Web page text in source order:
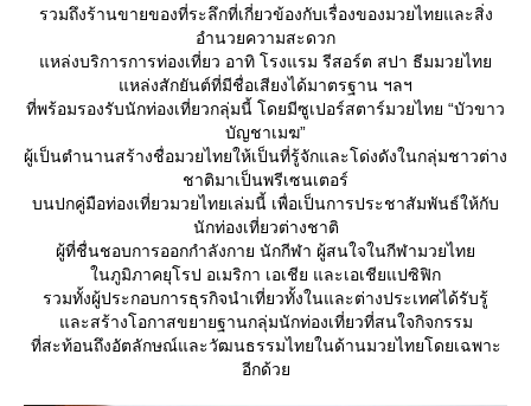
รวมถึงร้านขายของที่ระลึกที่เกี่ยวข้องกับเรื่องของมวยไทยและสิ่ง
อำนวยความสะดวก
หล่งบริการการท่องเที่ยว อาทิ โรงแรม รีสอร์ต สปา ธีมมวยไท
หล่งสักยันต์ที่มีชื่อเสียงได้มาตรฐาน ฯลฯ
ที่พร้อมรองรับนักท่องเที่ยวกลุ่มนี้ โดยมีซูเปอร์สตาร์มวยไทย “บัวขาว
บัญชาเมฆ”
ผู้เป็นตำนานสร้างชื่อมวยไทยให้เป็นที่รู้จักและโด่งดังในกลุ่มชาวต่าง
ชาติมาเป็นพรีเซนเตอร์
บนปกคู่มือท่องเที่ยวมวยไทยเล่มนี้ เพื่อเป็นการประชาสัมพันธ์ให้กับ
นักท่องเที่ยวต่างชาติ
ผู้ที่ชื่นชอบการออกกำลังกาย นักกีฬา ผู้สนใจในกีฬามวยไท
นภูมิภาคยุโรป อเมริกา เอเชีย และเอเชียแปซิฟิก
รวมทั้งผู้ประกอบการธุรกิจนำเที่ยวทั้งในและต่างประเทศได้รับรู้
ละสร้างโอกาสขยายฐานกลุ่มนักท่องเที่ยวที่สนใจกิจกรรม
ที่สะท้อนถึงอัตลักษณ์และวัฒนธรรมไทยในด้านมวยไทยโดยเฉพาะ
อีกด้ว